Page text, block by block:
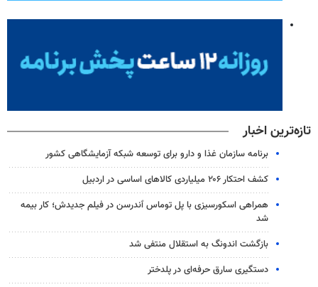
تازه‌ترین اخبار
برنامه سازمان غذا و دارو برای توسعه شبکه آزمایشگاهی کشور
کشف احتکار ۲۰۶ میلیاردی کالاهای اساسی در اردبیل
همراهی اسکورسیزی با پل توماس ٱندرسن در فیلم جدیدش؛ کار بیمه
شد
بازگشت اندونگ به استقلال منتفی شد
دستگیری سارق حرفه‌ای در پلدختر